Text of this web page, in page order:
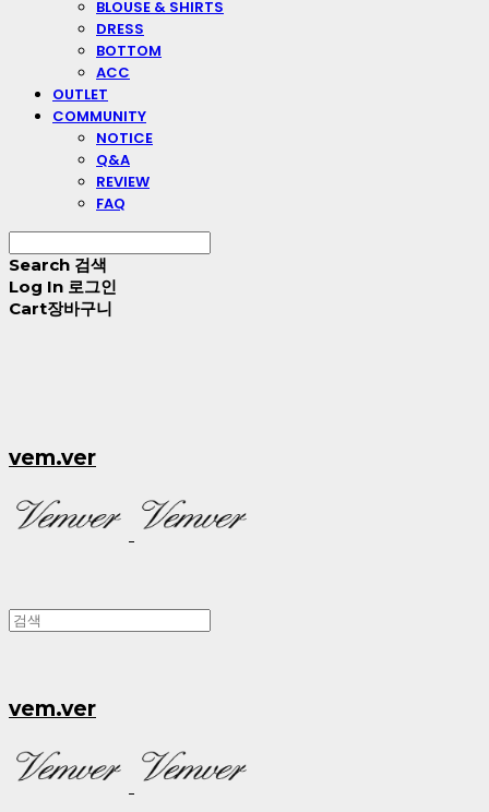
BLOUSE & SHIRTS
DRESS
BOTTOM
ACC
OUTLET
COMMUNITY
NOTICE
Q&A
REVIEW
FAQ
Search 검색
Log In 로그인
Cart장바구니
vem.ver
vem.ver